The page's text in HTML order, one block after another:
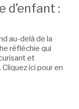
d’enfant :
au-delà de la
réfléchie qui
et
ici pour en